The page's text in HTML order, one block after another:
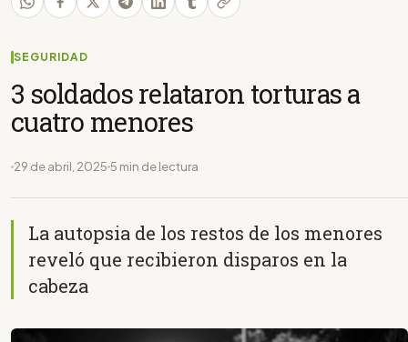
SEGURIDAD
3 soldados relataron torturas a
cuatro menores
29 de abril, 2025 5 min de lectura
La autopsia de los restos de los menores
reveló que recibieron disparos en la
cabeza